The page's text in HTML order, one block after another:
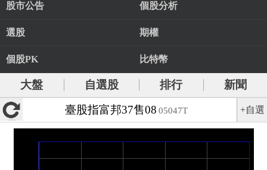
股市公告 個股分析
選股 期權
個股PK 比特幣
大盤 自選股 排行
新聞
臺股指富邦37售08 05047T +自選